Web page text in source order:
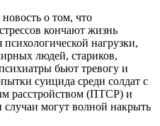
о том, что
кончают жизнь
нагрузки,
людей, стариков,
бьют тревогу и
суицида среди солдат с
расстройством (ПТСР) и
случаи могут волной накрыть